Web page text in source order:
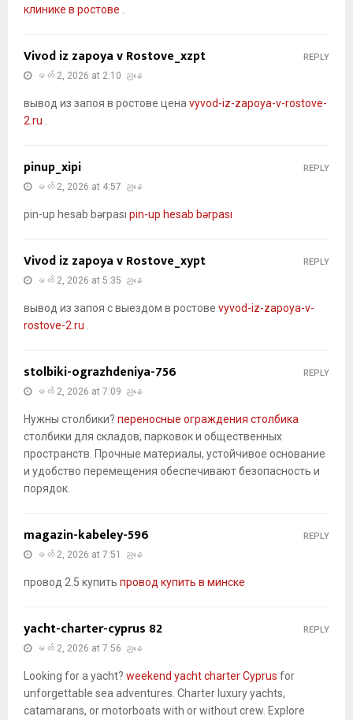
клинике в ростове .
Vivod iz zapoya v Rostove_xzpt
မတ် 2, 2026 at 2:10 ညနေ
вывод из запоя в ростове ценаvyvod-iz-zapoya-v-rostove-
2.ru .
REPLY
pinup_xipi
မတ် 2, 2026 at 4:57 ညနေ
pin-up hesab bərpası pin-up hesab bərpası
REPLY
Vivod iz zapoya v Rostove_xypt
မတ် 2, 2026 at 5:35 ညနေ
вывод из запоя с выездом в ростове vyvod-iz-zapoya-v-
rostove-2.ru .
REPLY
stolbiki-ograzhdeniya-756
မတ် 2, 2026 at 7:09 ညနေ
Нужны столбики? переносные ограждения столбика
столбики для складов, парковок и общественных
пространств. Прочные материалы, устойчивое основание
и удобство перемещения обеспечивают безопасность и
порядок.
REPLY
magazin-kabeley-596
မတ် 2, 2026 at 7:51 ညနေ
провод 2.5 купить провод купить в минске
REPLY
yacht-charter-cyprus 82
မတ် 2, 2026 at 7:56 ညနေ
Looking for a yacht? weekend yacht charter Cyprus for
unforgettable sea adventures. Charter luxury yachts,
catamarans, or motorboats with or without crew. Explore
REPLY